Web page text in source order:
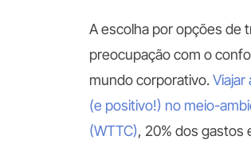
A escolha por opções de
preocupação com o
mundo corporativo.
(e positivo!) no meio-
(WTTC), 20% dos gastos